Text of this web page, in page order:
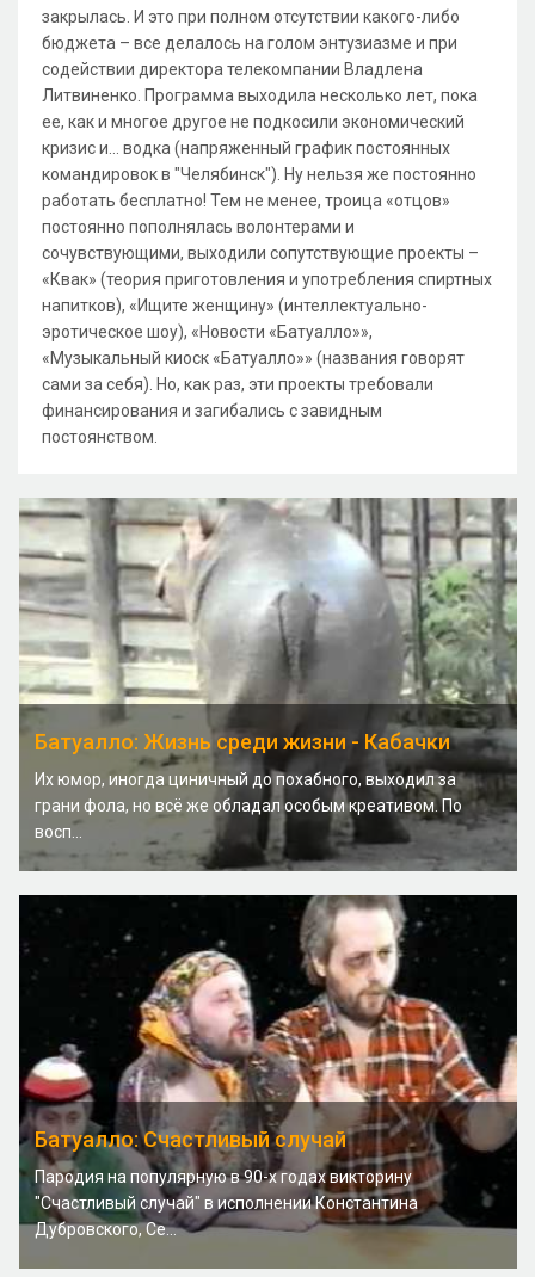
закрылась. И это при полном отсутствии какого-либо
бюджета – все делалось на голом энтузиазме и при
содействии директора телекомпании Владлена
Литвиненко. Программа выходила несколько лет, пока
ее, как и многое другое не подкосили экономический
кризис и… водка (напряженный график постоянных
командировок в "Челябинск"). Ну нельзя же постоянно
работать бесплатно! Тем не менее, троица «отцов»
постоянно пополнялась волонтерами и
сочувствующими, выходили сопутствующие проекты –
«Квак» (теория приготовления и употребления спиртных
напитков), «Ищите женщину» (интеллектуально-
эротическое шоу), «Новости «Батуалло»»,
«Музыкальный киоск «Батуалло»» (названия говорят
сами за себя). Но, как раз, эти проекты требовали
финансирования и загибались с завидным
постоянством.
Батуалло: Жизнь среди жизни - Кабачки
Их юмор, иногда циничный до похабного, выходил за
грани фола, но всё же обладал особым креативом. По
восп...
Батуалло: Счастливый случай
Пародия на популярную в 90-х годах викторину
"Счастливый случай" в исполнении Константина
Дубровского, Се...